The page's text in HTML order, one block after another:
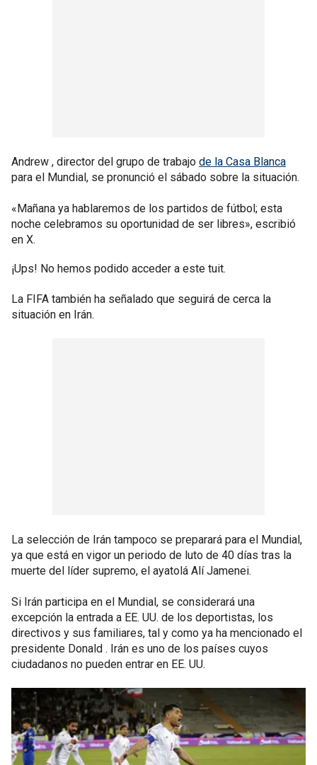
Andrew , director del grupo de trabajo de la Casa Blanca
para el Mundial, se pronunció el sábado sobre la situación.
«Mañana ya hablaremos de los partidos de fútbol; esta
noche celebramos su oportunidad de ser libres», escribió
en X.
¡Ups! No hemos podido acceder a este tuit.
La FIFA también ha señalado que seguirá de cerca la
situación en Irán.
La selección de Irán tampoco se preparará para el Mundial,
ya que está en vigor un periodo de luto de 40 días tras la
muerte del líder supremo, el ayatolá Alí Jamenei.
Si Irán participa en el Mundial, se considerará una
excepción la entrada a EE. UU. de los deportistas, los
directivos y sus familiares, tal y como ya ha mencionado el
presidente Donald . Irán es uno de los países cuyos
ciudadanos no pueden entrar en EE. UU.